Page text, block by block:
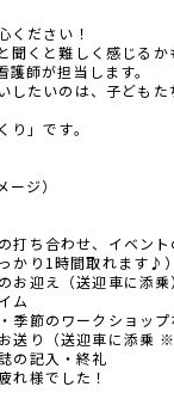
ください！
聞くと難しく感じるか
師が担当します。
したいのは、子ども
り」です。
ジ）
打ち合わせ、イベン
かり1時間取れます♪）
お迎え（送迎車に添乗
ム
季節のワークショップ
送り（送迎車に添乗
の記入・終礼
れ様でした！